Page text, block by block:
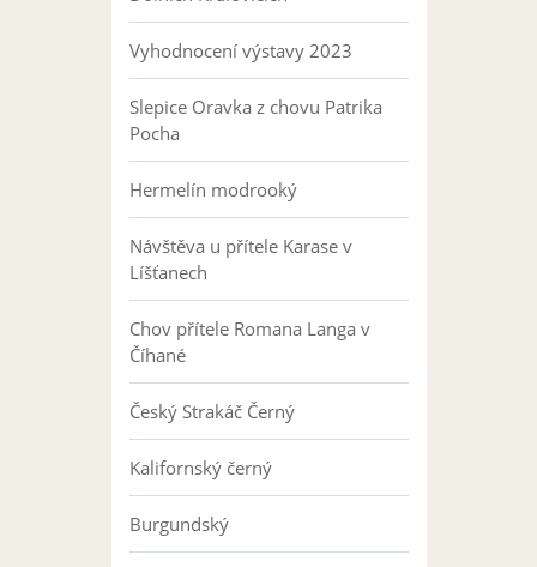
Vyhodnocení výstavy 2023
Slepice Oravka z chovu Patrika
Pocha
Hermelín modrooký
Návštěva u přítele Karase v
Líšťanech
Chov přítele Romana Langa v
Číhané
Český Strakáč Černý
Kalifornský černý
Burgundský